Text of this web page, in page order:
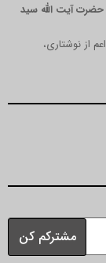
سید